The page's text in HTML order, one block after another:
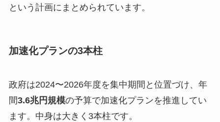
という計画にまとめられています。
加速化プランの3本柱
政府は2024〜2026年度を集中期間と位置づけ、年
間3.6兆円規模の予算で加速化プランを推進してい
ます。中身は大きく3本柱です。